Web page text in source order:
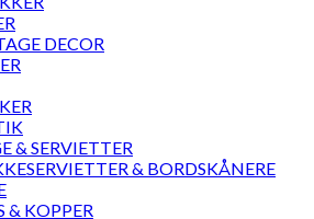
DECOR
& SERVIETTER
& BORDSKÅNERE
& KOPPER